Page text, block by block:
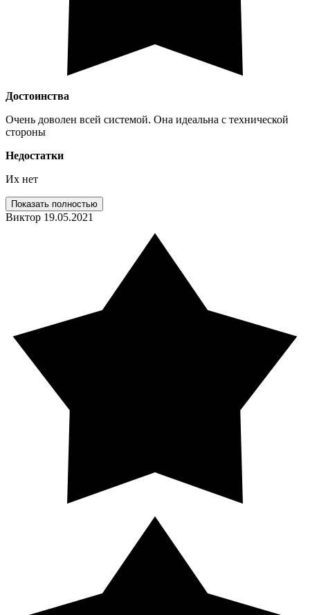
Достоинства
Очень доволен всей системой. Она идеальна с технической
стороны
Недостатки
Их нет
Показать полностью
Виктор 19.05.2021